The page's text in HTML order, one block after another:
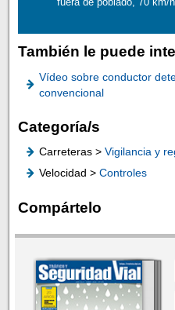
También le puede
Vídeo sobre conductor
convencional
Categoría/s
Carreteras > Vigilancia y
Velocidad > Controles
Compártelo